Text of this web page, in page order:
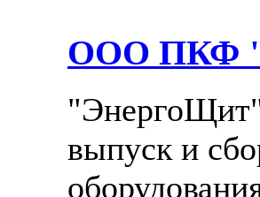
ООО ПКФ
выпуск и